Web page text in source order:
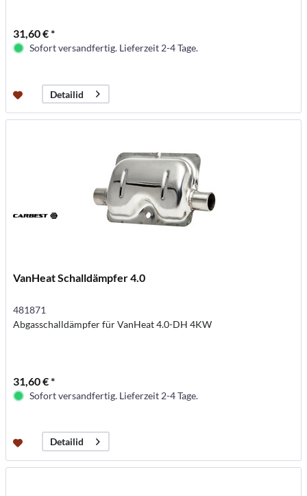
31,60 € *
Sofort versandfertig. Lieferzeit 2-4 Tage.
Detailid
VanHeat Schalldämpfer 4.0
481871
Abgasschalldämpfer für VanHeat 4.0-DH 4KW
31,60 € *
Sofort versandfertig. Lieferzeit 2-4 Tage.
Detailid